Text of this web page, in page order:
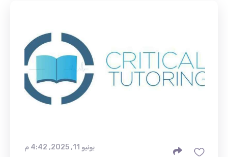
يونيو 11, 2025, 4:42 م